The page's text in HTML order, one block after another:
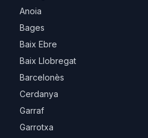
Anoia
Bages
Baix Ebre
Baix Llobregat
Barcelonès
Cerdanya
Garraf
Garrotxa